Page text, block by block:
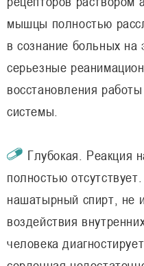
мышцы полностью
в сознание больных на
серьезные
восстановления
системы.
Глубокая. Реакция
полностью
нашатырный спирт, не
воздействия
человека